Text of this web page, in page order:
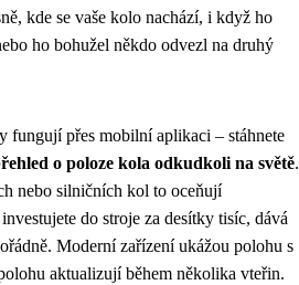
kde se vaše kolo nachází, i když ho
ho bohužel někdo odvezl na druhý
fungují přes mobilní aplikaci – stáhnete
o poloze kola odkudkoli na světě.
nebo silničních kol to oceňují
do stroje za desítky tisíc, dává
Moderní zařízení ukážou polohu s
aktualizují během několika vteřin.